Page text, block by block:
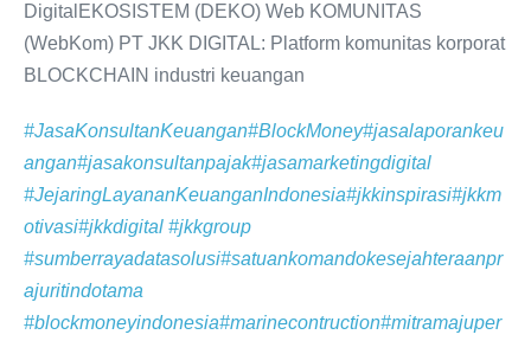
DigitalEKOSISTEM (DEKO) Web KOMUNITAS
(WebKom) PT JKK DIGITAL: Platform komunitas korporat
BLOCKCHAIN industri keuangan
#JasaKonsultanKeuangan#BlockMoney#jasalaporankeu
angan#jasakonsultanpajak#jasamarketingdigital
#JejaringLayananKeuanganIndonesia#jkkinspirasi#jkkm
otivasi#jkkdigital #jkkgroup
#sumberrayadatasolusi#satuankomandokesejahteraanpr
ajuritindotama
#blockmoneyindonesia#marinecontruction#mitramajuper